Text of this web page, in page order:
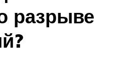
разрыве